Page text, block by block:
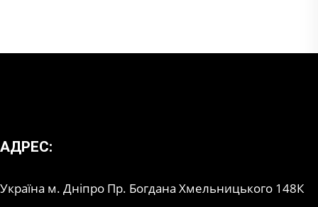
АДРЕС:
Україна м. Дніпро Пр. Богдана Хмельницького 148К